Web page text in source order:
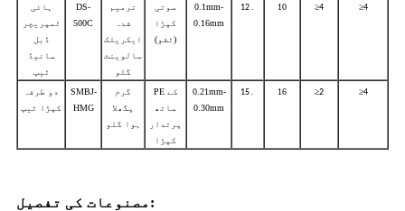
ہائی
ٹمپریچر
ڈبل
سائیڈ
ٹیپ
DS-
500C
ترمیم
شدہ
ایکریلک
سالوینٹ
گلو
سوتی
کپڑا
(ٹشو)
0.1mm-
0.16mm
12 10 ≥4 ≥4
دو طرفہ
کپڑا ٹیپ
SMBJ-
HMG
گرم
پگھلا
ہوا گلو
PE کے
ساتھ
پرتدار
کپڑا
0.21mm-
0.30mm
15 16 ≥2 ≥4
مصنوعات کی تفصیل :